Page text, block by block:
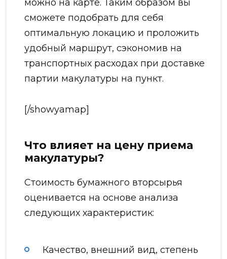
можно на карте. Таким образом вы
сможете подобрать для себя
оптимальную локацию и проложить
удобный маршрут, сэкономив на
транспортных расходах при доставке
партии макулатуры на пункт.
[/showyamap]
Что влияет на цену приема
макулатуры?
Стоимость бумажного вторсырья
оценивается на основе анализа
следующих характеристик:
Качество, внешний вид, степень